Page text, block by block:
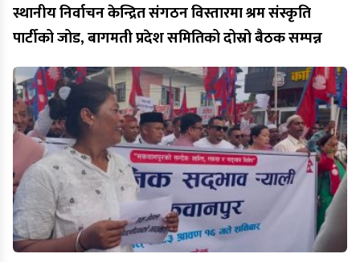
स्थानीय निर्वाचन केन्द्रित संगठन विस्तारमा श्रम संस्कृति
पार्टीको जोड, बागमती प्रदेश समितिको दोस्रो बैठक सम्पन्न